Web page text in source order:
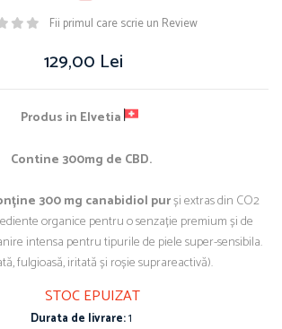
Fii primul care scrie un Review
129,00 Lei
Produs in Elvetia
Contine 300mg de CBD.
300 mg canabidiol purși extras din CO2
organice pentru o senzație premium și de
intensa pentru tipurile de piele super-sensibila.
fulgioasă, iritată și roșie suprareactivă).
STOC EPUIZAT
Durata de livrare:1